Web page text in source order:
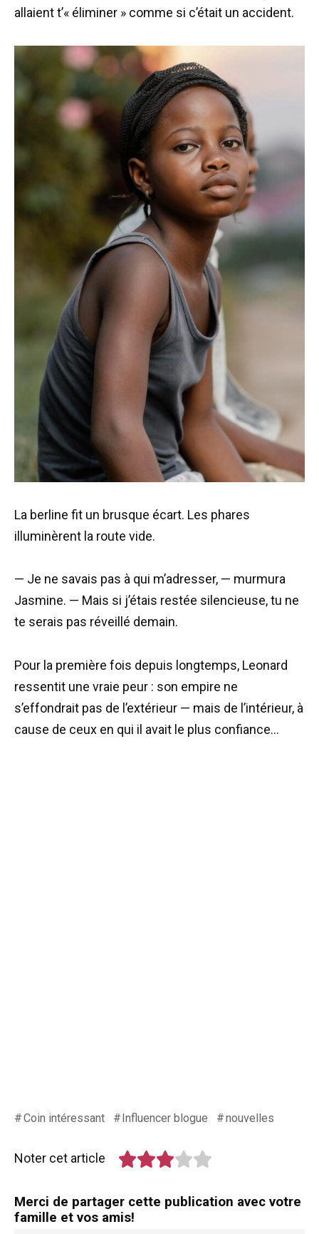
allaient t’« éliminer » comme si c’était un accident.
La berline fit un brusque écart. Les phares
illuminèrent la route vide.
— Je ne savais pas à qui m’adresser, — murmura
Jasmine. — Mais si j’étais restée silencieuse, tu ne
te serais pas réveillé demain.
Pour la première fois depuis longtemps, Leonard
ressentit une vraie peur : son empire ne
s’effondrait pas de l’extérieur — mais de l’intérieur, à
cause de ceux en qui il avait le plus confiance…
Coin intéressant Influencer blogue nouvelles
Noter cet article
Merci de partager cette publication avec votre
famille et vos amis!